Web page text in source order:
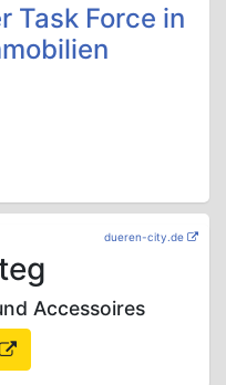
Task Force in
dueren-city.de
Accessoires